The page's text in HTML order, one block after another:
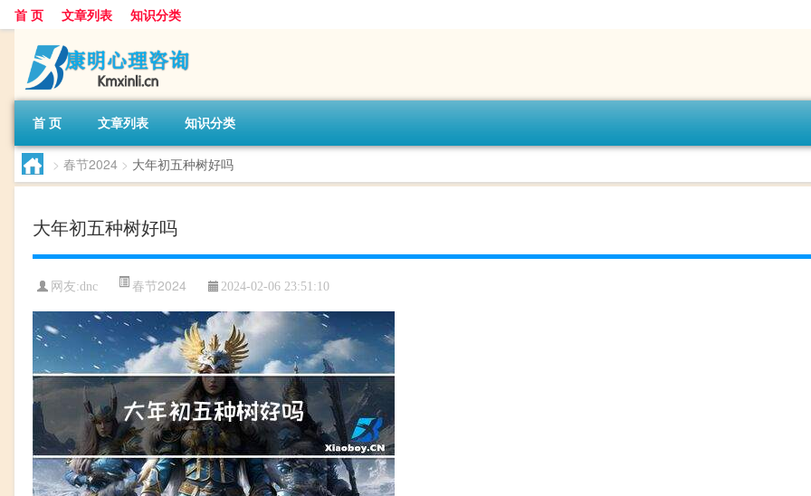
首 页 文章列表 知识分类
首 页 文章列表 知识分类
> 春节2024 > 大年初五种树好吗
大年初五种树好吗
网友:dnc 春节2024 2024-02-06 23:51:10